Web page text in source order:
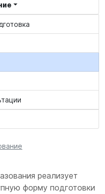
реализует
форму подготовки